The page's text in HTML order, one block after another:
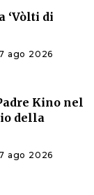
‘Vòlti di
ago 2026
Kino nel
della
ago 2026